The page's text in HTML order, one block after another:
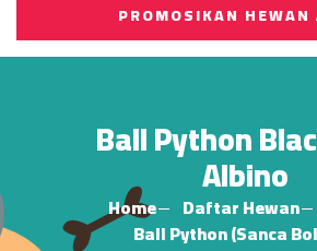
PROMOSIKAN
Ball Python
Albino
Home Daftar Hewan
Ball Python (Sanca